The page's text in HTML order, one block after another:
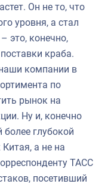
Он не то, что
уровня, а стал
это, конечно,
краба.
компании в
по
рынок на
Ну и, конечно
глубокой
а не на
ТАСС
посетивший